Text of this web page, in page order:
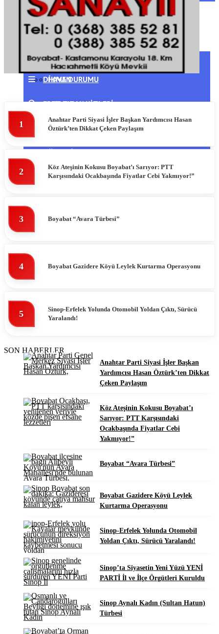
DURAĞAN
AYANCIK
SARAYDÜZÜ
DIKMEN
ERFELEK
GERZE
GENEL
SPOR
SERVISLER
HAVA DURUMU
NAMAZ VAKITLERI
PUAN DURUMLARI
1
Anahtar Parti Siyasi İşler Başkan Yardımcısı Hasan
Öztürk’ten Dikkat Çeken Paylaşım
2
Köz Ateşinin Kokusu Boyabat’ı Sarıyor: PTT
Karşısındaki Ocakbaşında Fiyatlar Cebi Yakmıyor!”
3 Boyabat “Avara Türbesi”
4 Boyabat Gazidere Köyü Leylek Kurtarma Operasyonu
5
Sinop-Erfelek Yolunda Otomobil Yoldan Çıktı, Sürücü
Yaralandı!
SON HABERLER
Anahtar Parti Siyasi İşler Başkan
Yardımcısı Hasan Öztürk’ten Dikkat
Çeken Paylaşım
Köz Ateşinin Kokusu Boyabat’ı
Sarıyor: PTT Karşısındaki
Ocakbaşında Fiyatlar Cebi
Yakmıyor!”
Boyabat “Avara Türbesi”
Boyabat Gazidere Köyü Leylek
Kurtarma Operasyonu
Sinop-Erfelek Yolunda Otomobil
Yoldan Çıktı, Sürücü Yaralandı!
Sinop’ta Siyasetin Yeni Yüzü YENİ
PARTİ İl ve İlçe Örgütleri Kuruldu
Sinop Aynalı Kadın (Sultan Hatun)
Türbesi